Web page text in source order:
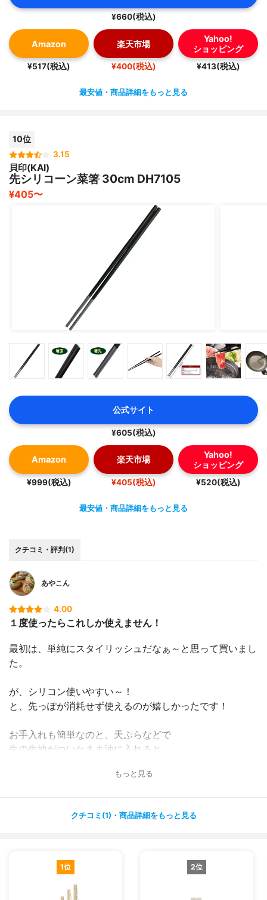
¥660(税込)
Amazon
¥517(税込)
楽天市場
¥400(税込)
Yahoo!
ショッピング
¥413(税込)
最安値・商品詳細をもっと見る
10位
3.15
貝印(KAI)
先シリコーン菜箸 30cm DH7105
¥405〜
公式サイト
¥605(税込)
Amazon
¥999(税込)
楽天市場
¥405(税込)
Yahoo!
ショッピング
¥520(税込)
最安値・商品詳細をもっと見る
クチコミ・評判(1)
あやこん
4.00
１度使ったらこれしか使えません！
最初は、単純にスタイリッシュだなぁ～と思って買いまし
た。
が、シリコン使いやすい～！
と、先っぽが消耗せず使えるのが嬉しかったです！
お手入れも簡単なのと、天ぷらなどで
生の生地がついたまま油に入れると
なく、ずっとまっすぐなまま使えます。
もっと見る
クチコミ(1)・商品詳細をもっと見る
1位 2位